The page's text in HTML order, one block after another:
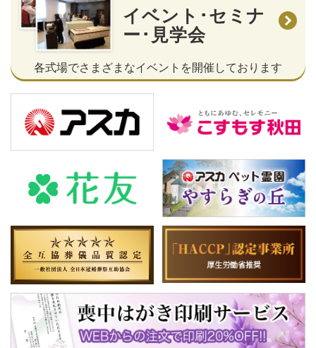
イベント･セミナ
ー･見学会
各式場でさまざまなイベントを開催しております